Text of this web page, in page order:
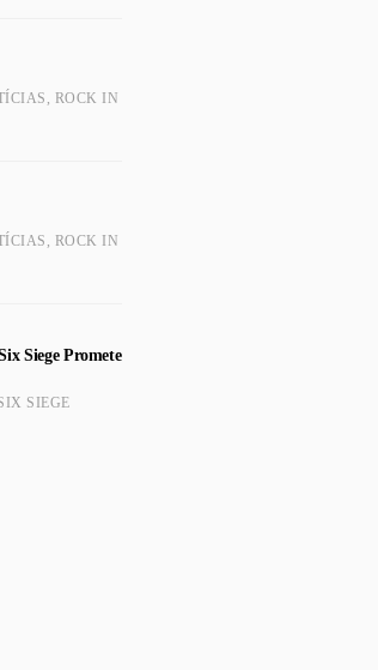
, ROCK IN
, ROCK IN
Siege Promete
SIEGE